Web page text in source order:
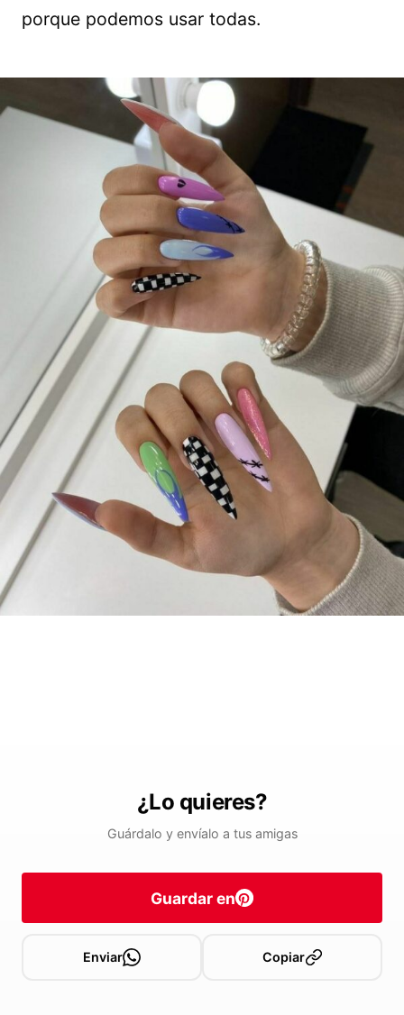
porque podemos usar todas.
¿Lo quieres?
Guárdalo y envíalo a tus amigas
Guardar en
Enviar Copiar